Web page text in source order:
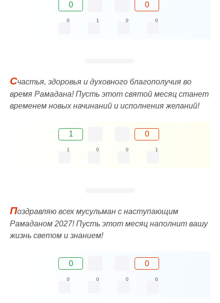
0 0
0 1 0 0
Счастья, здоровья и духовного благополучия во
время Рамадана! Пусть этот святой месяц станет
временем новых начинаний и исполнения желаний!
1 0
1 0 0 1
Поздравляю всех мусульман с наступающим
Рамаданом 2027! Пусть этот месяц наполнит вашу
жизнь светом и знанием!
0 0
0 0 0 0